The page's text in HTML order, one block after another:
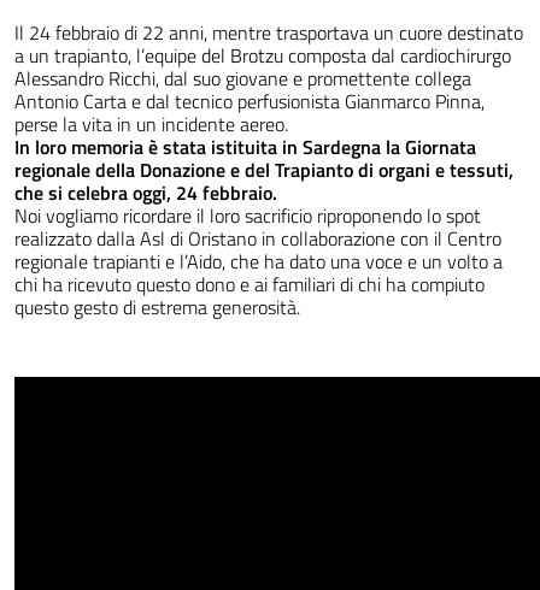
Il 24 febbraio di 22 anni, mentre trasportava un cuore destinato
a un trapianto, l’equipe del Brotzu composta dal cardiochirurgo
Alessandro Ricchi, dal suo giovane e promettente collega
Antonio Carta e dal tecnico perfusionista Gianmarco Pinna,
perse la vita in un incidente aereo.
In loro memoria è stata istituita in Sardegna la Giornata
regionale della Donazione e del Trapianto di organi e tessuti,
che si celebra oggi, 24 febbraio.
Noi vogliamo ricordare il loro sacrificio riproponendo lo spot
realizzato dalla Asl di Oristano in collaborazione con il Centro
regionale trapianti e l’Aido, che ha dato una voce e un volto a
chi ha ricevuto questo dono e ai familiari di chi ha compiuto
questo gesto di estrema generosità.